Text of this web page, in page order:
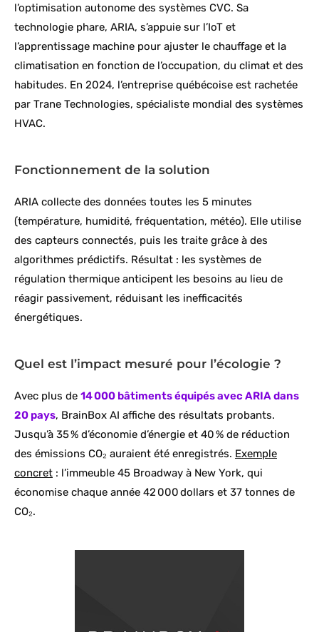
l’optimisation autonome des systèmes CVC. Sa
technologie phare, ARIA, s’appuie sur l’IoT et
l’apprentissage machine pour ajuster le chauffage et la
climatisation en fonction de l’occupation, du climat et des
habitudes. En 2024, l’entreprise québécoise est rachetée
par Trane Technologies, spécialiste mondial des systèmes
HVAC.
Fonctionnement de la solution
ARIA collecte des données toutes les 5 minutes
(température, humidité, fréquentation, météo). Elle utilise
des capteurs connectés, puis les traite grâce à des
algorithmes prédictifs. Résultat : les systèmes de
régulation thermique anticipent les besoins au lieu de
réagir passivement, réduisant les inefficacités
énergétiques.
Quel est l’impact mesuré pour l’écologie ?
Avec plus de 14 000 bâtiments équipés avec ARIA dans
20 pays, BrainBox AI affiche des résultats probants.
Jusqu’à 35 % d’économie d’énergie et 40 % de réduction
des émissions CO₂ auraient été enregistrés. Exemple
concret : l’immeuble 45 Broadway à New York, qui
économise chaque année 42 000 dollars et 37 tonnes de
CO₂.